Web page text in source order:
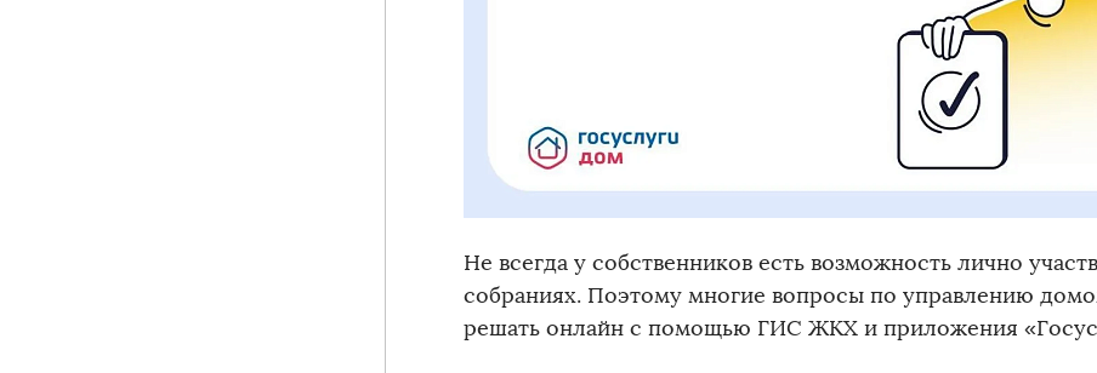
Не всегда у собственников есть возможность лично
собраниях. Поэтому многие вопросы по управлению
решать онлайн с помощью ГИС ЖКХ и приложения